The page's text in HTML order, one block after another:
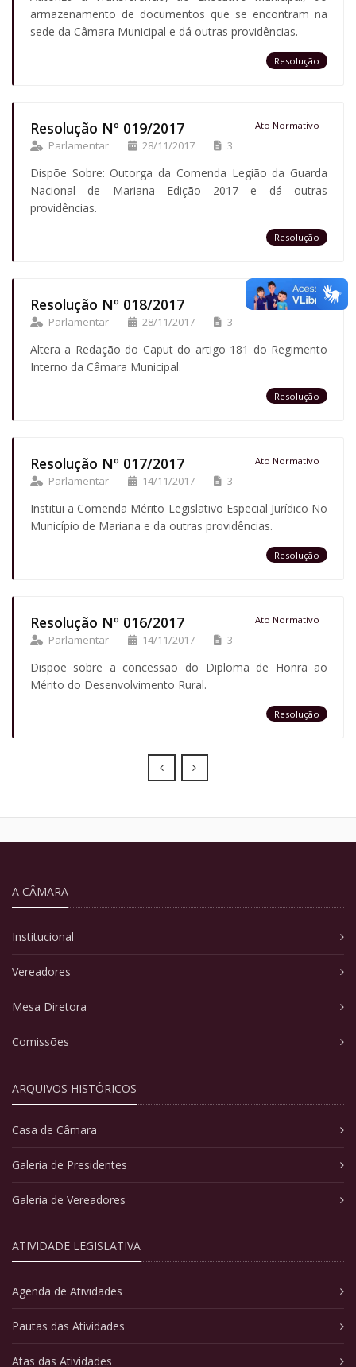
armazenamento de documentos que se encontram na
sede da Câmara Municipal e dá outras providências.
Resolução
Resolução Nº 019/2017 Ato Normativo
Parlamentar 28/11/2017 3
Dispõe Sobre: Outorga da Comenda Legião da Guarda
Nacional de Mariana Edição 2017 e dá outras
providências.
Resolução
Resolução Nº 018/2017 Ato Normativo
Parlamentar 28/11/2017 3
Altera a Redação do Caput do artigo 181 do Regimento
Interno da Câmara Municipal.
Resolução
Resolução Nº 017/2017 Ato Normativo
Parlamentar 14/11/2017 3
Institui a Comenda Mérito Legislativo Especial Jurídico No
Município de Mariana e da outras providências.
Resolução
Resolução Nº 016/2017 Ato Normativo
Parlamentar 14/11/2017 3
Dispõe sobre a concessão do Diploma de Honra ao
Mérito do Desenvolvimento Rural.
Resolução
Prev Next
A CÂMARA
Institucional
Vereadores
Mesa Diretora
Comissões
ARQUIVOS HISTÓRICOS
Casa de Câmara
Galeria de Presidentes
Galeria de Vereadores
ATIVIDADE LEGISLATIVA
Agenda de Atividades
Pautas das Atividades
Atas das Atividades